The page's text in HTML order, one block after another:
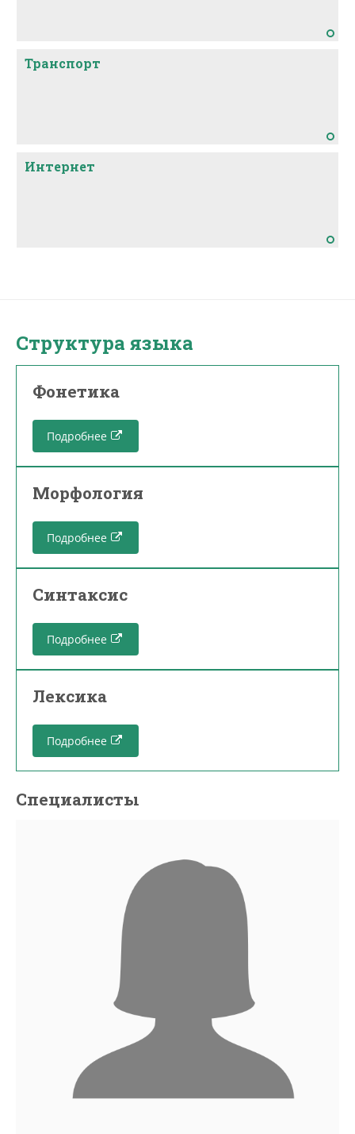
Транспорт
Интернет
Структура языка
Фонетика
Подробнее
Морфология
Подробнее
Синтаксис
Подробнее
Лексика
Подробнее
Специалисты